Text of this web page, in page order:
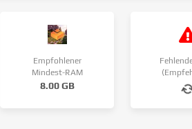
Empfohlener
Mindest-RAM
8.00 GB